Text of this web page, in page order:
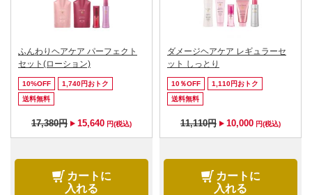
ふんわりヘアケア パーフェクト
セット(ローション)
10%OFF
1,740円おトク
送料無料
17,380円 15,640 円(税込)
カートに
入れる
ダメージヘアケア レギュラーセ
ット しっとり
10％OFF
1,110円おトク
送料無料
11,110円 10,000 円(税込)
カートに
入れる